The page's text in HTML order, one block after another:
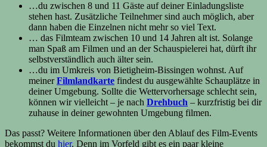
…du zwischen 8 und 11 Gäste auf deiner Einladungsliste
stehen hast. Zusätzliche Teilnehmer sind auch möglich, aber
dann haben die Einzelnen nicht mehr so viel Text.
… das Filmteam zwischen 10 und 14 Jahren alt ist. Solange
man Spaß am Filmen und an der Schauspielerei hat, dürft ihr
selbstverständlich auch älter sein.
…du im Umkreis von Bietigheim-Bissingen wohnst. Auf
meinerFilmlandkarte findest du ausgewählte Schauplätze in
deiner Umgebung. Sollte die Wettervorhersage schlecht sein,
können wir vielleicht – je nach Drehbuch – kurzfristig bei dir
zuhause in deiner gewohnten Umgebung filmen.
Das passt? Weitere Informationen über den Ablauf des Film-Events
bekommst du hier. Denn im Vorfeld gibt es ein paar kleine